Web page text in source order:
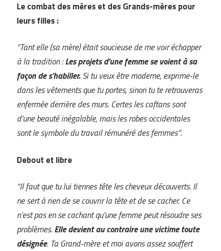
Le combat des mères et des Grands-mères pour
leurs filles :
”Tant elle (sa mère) était soucieuse de me voir échapper
à la tradition :Les projets d’une femme se voient à sa
façon de s’habiller.Si tu veux être moderne, exprime-le
dans les vêtements que tu portes, sinon tu te retrouveras
enfermée derrière des murs. Certes les caftans sont
d’une beauté inégalable, mais les robes occidentales
sont le symbole du travail rémunéré des femmes”.
Debout et libre
“Il faut que tu lui tiennes tête les cheveux découverts. Il
ne sert à rien de se couvrir la tête et de se cacher. Ce
n’est pas en se cachant qu’une femme peut résoudre ses
problèmes.Elle devient au contraire une victime toute
désignée. Ta Grand-mère et moi avons assez souffert